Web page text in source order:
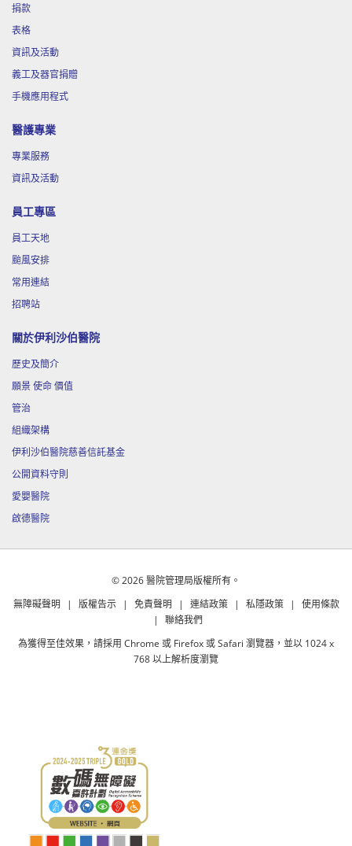
捐款
表格
資訊及活動
義工及器官捐贈
手機應用程式
醫護專業
專業服務
資訊及活動
員工專區
員工天地
颱風安排
常用連結
招聘站
關於伊利沙伯醫院
歷史及簡介
願景 使命 價值
管治
組織架構
伊利沙伯醫院慈善信託基金
公開資料守則
愛嬰醫院
啟德醫院
© 2026 醫院管理局版權所有。
無障礙聲明
| 版權告示 | 免責聲明 | 連結政策 | 私隱政策 |
使用條款
|
聯絡我們
為獲得至佳效果，請採用 Chrome 或 Firefox 或 Safari 瀏覽器，並以 1024 x
768 以上解析度瀏覽